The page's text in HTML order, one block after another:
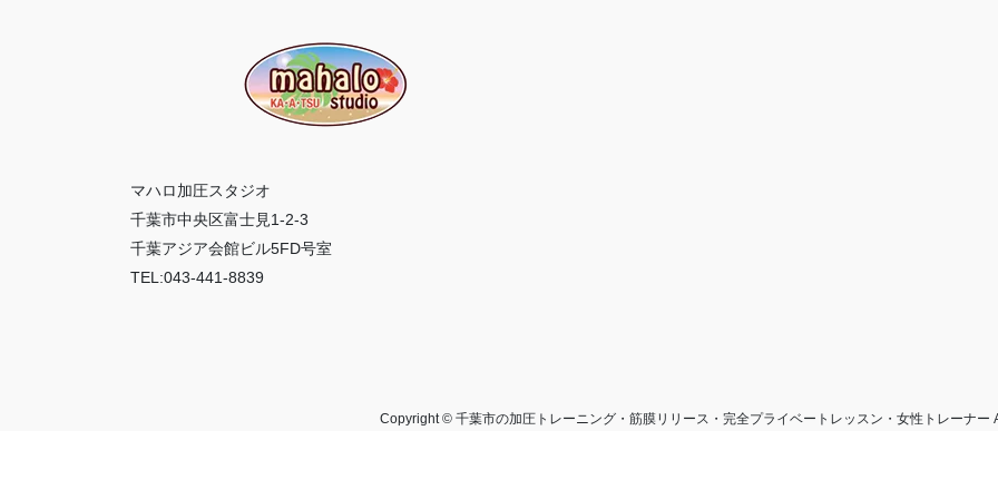
マハロ加圧スタジオ
千葉市中央区富士見1-2-3
千葉アジア会館ビル5FD号室
TEL:043-441-8839
Copyright © 千葉市の加圧トレーニング・筋膜リリース・完全プライベートレッスン・女性トレーナー